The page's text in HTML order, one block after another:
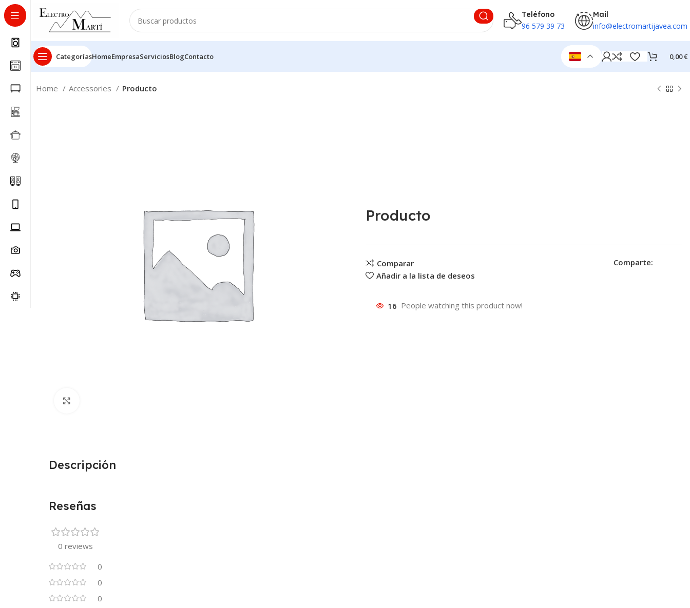
Teléfono
96 579 39 73
Mail
info@electromartijavea.com
CategoríasHomeEmpresaServiciosBlogContacto 0,00€
Home Accessories Producto
Producto
Comparar
Añadir a la lista de deseos
Comparte:
16 People watching this product now!
Descripción
Reseñas
0 reviews
0
0
0